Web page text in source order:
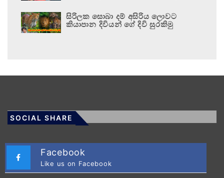
සිරිලක සොබා දම් අසිරිය ලොවට
කියාපාන දිවියන් ගේ දිවි සුරකිමු
SOCIAL SHARE
Facebook
Like us on Facebook